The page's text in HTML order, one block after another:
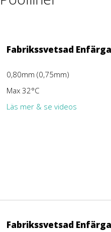
Fabrikssvetsad
0,80mm (0,75mm)
Max 32°C
Läs mer & se videos
Fabrikssvetsad